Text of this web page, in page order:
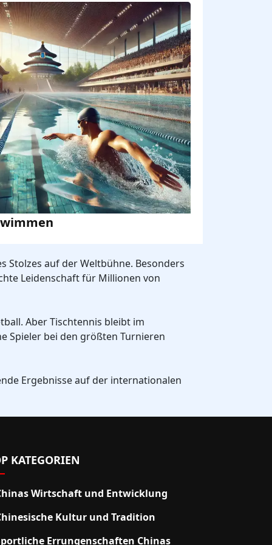
Stolzes auf der Weltbühne. Besonders
Leidenschaft für Millionen von
Aber Tischtennis bleibt im
Spieler bei den größten Turnieren
Ergebnisse auf der internationalen
KATEGORIEN
Wirtschaft und Entwicklung
Kultur und Tradition
Errungenschaften Chinas